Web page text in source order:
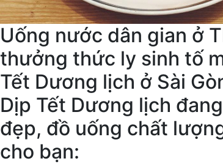
Uống nước dân gian ở
thưởng thức ly sinh tố
Tết Dương lịch ở Sài
Dịp Tết Dương lịch
đẹp, đồ uống chất
cho bạn: